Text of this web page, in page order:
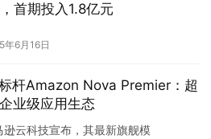
首期投入1.8亿元
年6月16日
杆Amazon Nova Premier：超
业级应用生态
云科技宣布，其最新旗舰模